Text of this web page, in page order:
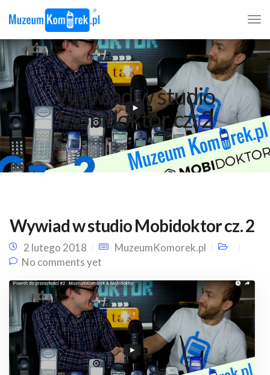
Wywiad w studio
Mobidoktor cz. 2
Wywiad w studio Mobidoktor cz. 2
2 lutego 2018
MuzeumKomorek.pl
No comments yet